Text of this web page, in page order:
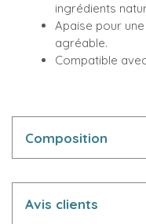
ingrédients
Apaise pour
agréable.
Compatible
Composition
Avis clients